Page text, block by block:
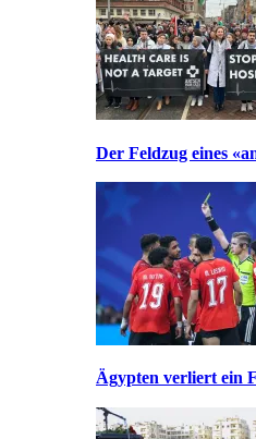
Der Feldzug eines
Ägypten verliert ein